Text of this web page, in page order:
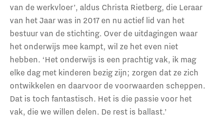
van de werkvloer’, aldus Christa Rietberg, die Leraar
van het Jaar was in 2017 en nu actief lid van het
bestuur van de stichting. Over de uitdagingen waar
het onderwijs mee kampt, wil ze het even niet
hebben. ‘Het onderwijs is een prachtig vak, ik mag
elke dag met kinderen bezig zijn; zorgen dat ze zich
ontwikkelen en daarvoor de voorwaarden scheppen.
Dat is toch fantastisch. Het is die passie voor het
vak, die we willen delen. De rest is ballast.’